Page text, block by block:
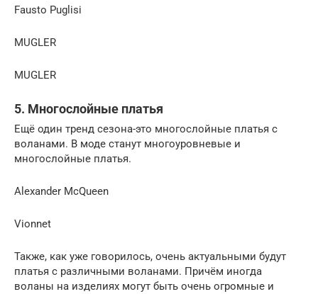
Fausto Puglisi
MUGLER
MUGLER
5. Многослойные платья
Ещё один тренд сезона-это многослойные платья с
воланами. В моде станут многоуровневые и
многослойные платья.
Alexander McQueen
Vionnet
Также, как уже говорилось, очень актуальными будут
платья с различными воланами. Причём иногда
воланы на изделиях могут быть очень огромные и